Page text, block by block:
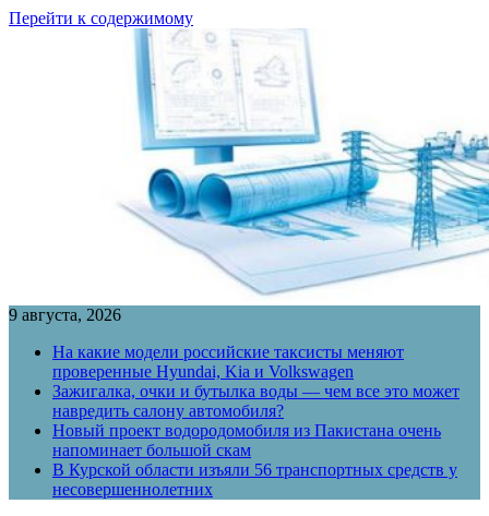
Перейти к содержимому
9 августа, 2026
На какие модели российские таксисты меняют
проверенные Hyundai, Kia и Volkswagen
Зажигалка, очки и бутылка воды — чем все это может
навредить салону автомобиля?
Новый проект водородомобиля из Пакистана очень
напоминает большой скам
В Курской области изъяли 56 транспортных средств у
несовершеннолетних